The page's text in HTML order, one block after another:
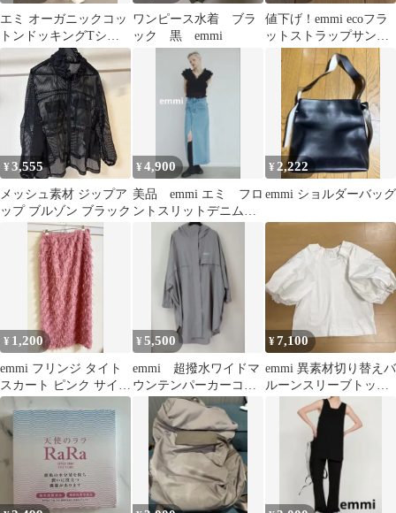
エミ オーガニックコッ
トンドッキングTシャ
ツワンピース emmi
ワンピース水着 ブラ
ック 黒 emmi
値下げ！emmi ecoフラ
ットストラップサンダ
ル ホワイト 23.5cm
¥3,555
メッシュ素材 ジップア
ップ ブルゾン ブラック
¥4,900
美品 emmi エミ フロ
ントスリットデニムス
カート ライトブルー
¥ 2,222
emmi ショルダーバッグ
¥ 1,200
emmi フリンジ タイト
スカート ピンク サイズ
0
¥5,500
emmi 超撥水ワイドマ
ウンテンパーカーコー
¥7,100
emmi 異素材切り替えバ
ルーンスリーブトップ
ス パフスリーブ